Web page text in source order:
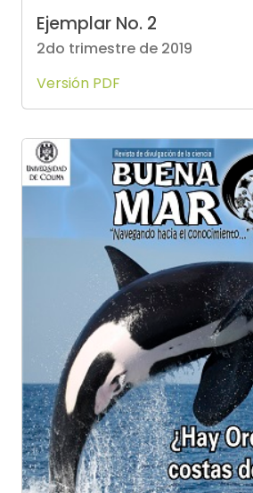
Ejemplar No. 2
2do trimestre de 2019
Versión PDF